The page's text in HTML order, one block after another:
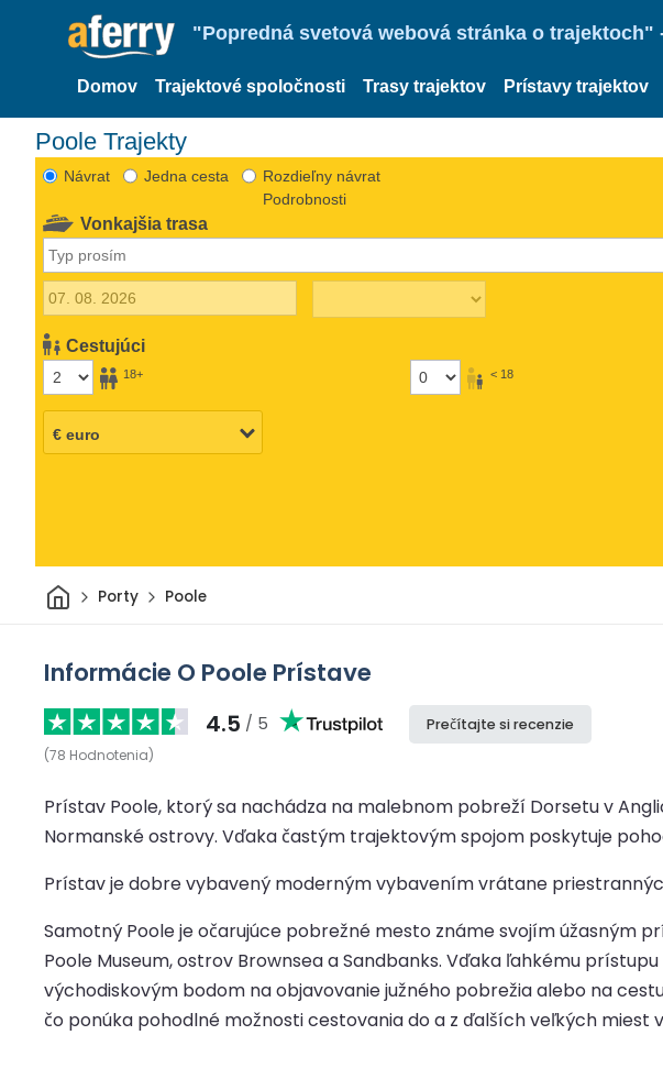
"Popredná svetová webová stránka o trajektoch"
Domov Trajektové spoločnosti Trasy trajektov Prístavy trajektov
Poole Trajekty
Návrat Jedna cesta
Rozdieľny návrat
Podrobnosti
Vonkajšia trasa
Cestujúci
18+ < 18
Domov
Porty Poole
Informácie O Poole Prístave
4.5 / 5
(78 Hodnotenia)
Prečítajte si recenzie
Prístav Poole, ktorý sa nachádza na malebnom pobreží Dorsetu v
Normanské ostrovy. Vďaka častým trajektovým spojom poskytuje
Prístav je dobre vybavený moderným vybavením vrátane
Samotný Poole je očarujúce pobrežné mesto známe svojím úžasným
Poole Museum, ostrov Brownsea a Sandbanks. Vďaka ľahkému
východiskovým bodom na objavovanie južného pobrežia alebo na
čo ponúka pohodlné možnosti cestovania do a z ďalších veľkých miest